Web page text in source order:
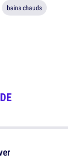
bains chauds